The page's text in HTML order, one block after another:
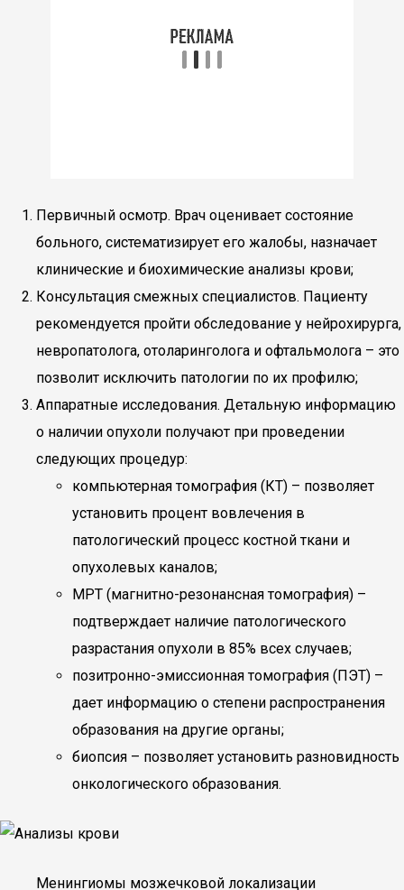
Первичный осмотр. Врач оценивает состояние
больного, систематизирует его жалобы, назначает
клинические и биохимические анализы крови;
Консультация смежных специалистов. Пациенту
рекомендуется пройти обследование у нейрохирурга,
невропатолога, отоларинголога и офтальмолога – это
позволит исключить патологии по их профилю;
Аппаратные исследования. Детальную информацию
о наличии опухоли получают при проведении
следующих процедур:
компьютерная томография (КТ) – позволяет
установить процент вовлечения в
патологический процесс костной ткани и
опухолевых каналов;
МРТ (магнитно-резонансная томография) –
подтверждает наличие патологического
разрастания опухоли в 85% всех случаев;
позитронно-эмиссионная томография (ПЭТ) –
дает информацию о степени распространения
образования на другие органы;
биопсия – позволяет установить разновидность
онкологического образования.
Менингиомы мозжечковой локализации